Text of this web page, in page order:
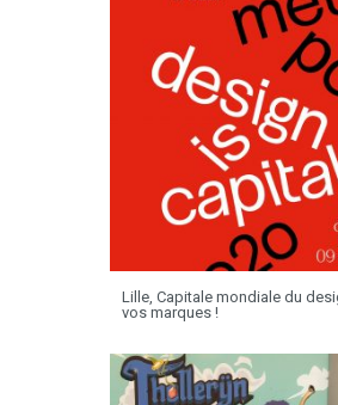
Lille, Capitale mondiale du
vos marques !